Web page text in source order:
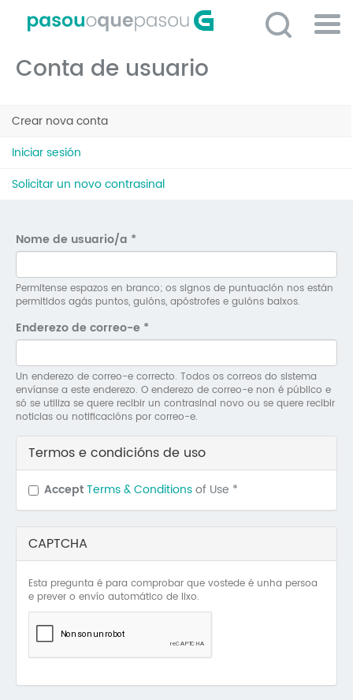
contido
O
O
Conta de usuario
Pestanas
principais
Crear nova conta
Iniciar sesión
Solicitar un novo contrasinal
Nome de usuario/a *
Permitense espazos en branco; os signos de puntuación nos están
permitidos agás puntos, guións, apóstrofes e guións baixos.
Enderezo de correo-e *
Un enderezo de correo-e correcto. Todos os correos do sistema
envíanse a este enderezo. O enderezo de correo-e non é público e
só se utiliza se quere recibir un contrasinal novo ou se quere recibir
noticias ou notificacións por correo-e.
Termos e condicións de uso
AcceptTerms & Conditionsof Use *
CAPTCHA
Esta pregunta é para comprobar que vostede é unha persoa
e prever o envío automático de lixo.